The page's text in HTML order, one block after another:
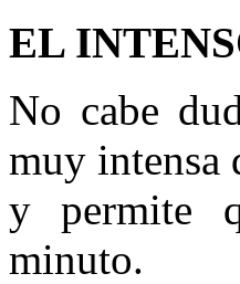
EL
No cabe
muy intensa
y permite
minuto.